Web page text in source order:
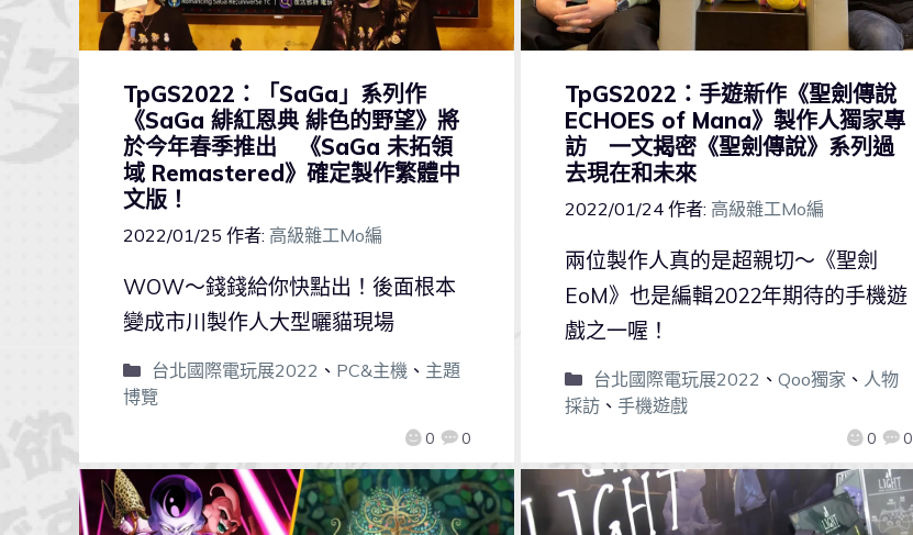
TpGS2022：「SaGa」系列作
《SaGa 緋紅恩典 緋色的野望》將
於今年春季推出 《SaGa 未拓領
域 Remastered》確定製作繁體中
文版！
2022/01/25 作者: 高級雜工Mo編
0 0
WOW～錢錢給你快點出！後面根本
變成市川製作人大型曬貓現場
台北國際電玩展2022 、 PC&主機、 主題
博覽
TpGS2022：手遊新作《聖劍傳說
ECHOES of Mana》製作人獨家專
訪 一文揭密《聖劍傳說》系列過
去現在和未來
2022/01/24 作者: 高級雜工Mo編
0 0
兩位製作人真的是超親切～《聖劍
EoM》也是編輯2022年期待的手機遊
戲之一喔！
台北國際電玩展2022 、 Qoo獨家 、 人物
採訪、 手機遊戲